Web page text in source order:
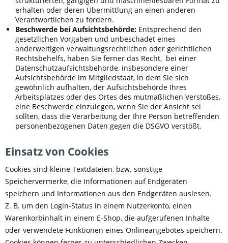
erhalten oder deren Übermittlung an einen anderen
Verantwortlichen zu fordern.
Beschwerde bei Aufsichtsbehörde: Entsprechend den
gesetzlichen Vorgaben und unbeschadet eines
anderweitigen verwaltungsrechtlichen oder gerichtlichen
Rechtsbehelfs, haben Sie ferner das Recht, bei einer
Datenschutzaufsichtsbehörde, insbesondere einer
Aufsichtsbehörde im Mitgliedstaat, in dem Sie sich
gewöhnlich aufhalten, der Aufsichtsbehörde Ihres
Arbeitsplatzes oder des Ortes des mutmaßlichen Verstoßes,
eine Beschwerde einzulegen, wenn Sie der Ansicht sei
sollten, dass die Verarbeitung der Ihre Person betreffenden
personenbezogenen Daten gegen die DSGVO verstößt.
Einsatz von Cookies
Cookies sind kleine Textdateien, bzw. sonstige
Speichervermerke, die Informationen auf Endgeräten
speichern und Informationen aus den Endgeräten auslesen.
Z. B. um den Login-Status in einem Nutzerkonto, einen
Warenkorbinhalt in einem E-Shop, die aufgerufenen Inhalte
oder verwendete Funktionen eines Onlineangebotes speichern.